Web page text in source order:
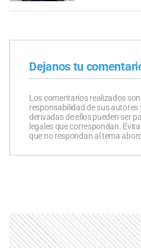
Dejanos tu
Los comentarios realizados
responsabilidad de sus autores
derivadas de ellos pueden ser
legales que correspondan.
que no respondan al tema